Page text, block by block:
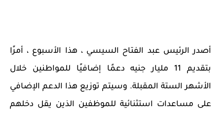
أصدر الرئيس عبد الفتاح السيسي ، هذا الأسبوع ، أمرًا
بتقديم 11 مليار جنيه دعمًا إضافيًا للمواطنين خلال
الأشهر الستة المقبلة. وسيتم توزيع هذا الدعم الإضافي
على مساعدات استثنائية للموظفين الذين يقل دخلهم